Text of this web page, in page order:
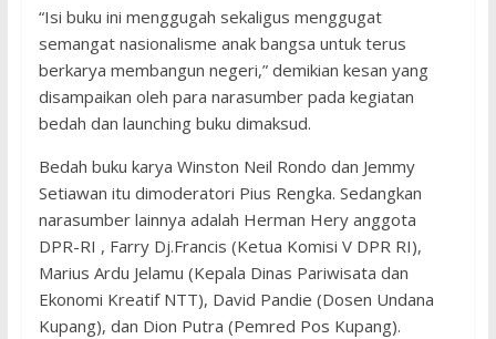
“Isi buku ini menggugah sekaligus menggugat
semangat nasionalisme anak bangsa untuk terus
berkarya membangun negeri,” demikian kesan yang
disampaikan oleh para narasumber pada kegiatan
bedah dan launching buku dimaksud.
Bedah buku karya Winston Neil Rondo dan Jemmy
Setiawan itu dimoderatori Pius Rengka. Sedangkan
narasumber lainnya adalah Herman Hery anggota
DPR-RI , Farry Dj.Francis (Ketua Komisi V DPR RI),
Marius Ardu Jelamu (Kepala Dinas Pariwisata dan
Ekonomi Kreatif NTT), David Pandie (Dosen Undana
Kupang), dan Dion Putra (Pemred Pos Kupang).